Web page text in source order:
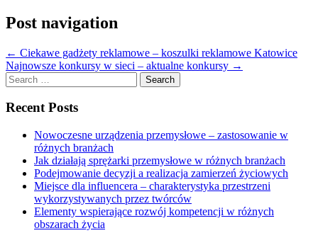
Post navigation
← Ciekawe gadżety reklamowe – koszulki reklamowe Katowice
Najnowsze konkursy w sieci – aktualne konkursy →
Search
for:
Recent Posts
Nowoczesne urządzenia przemysłowe – zastosowanie w
różnych branżach
Jak działają sprężarki przemysłowe w różnych branżach
Podejmowanie decyzji a realizacja zamierzeń życiowych
Miejsce dla influencera – charakterystyka przestrzeni
wykorzystywanych przez twórców
Elementy wspierające rozwój kompetencji w różnych
obszarach życia